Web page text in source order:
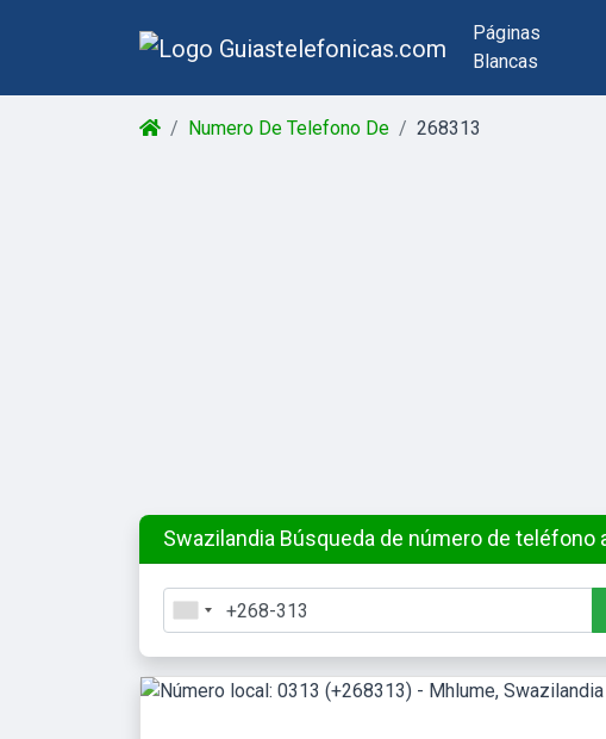
Páginas
Blancas
Numero De Telefono De 268313
Swazilandia Búsqueda de número de teléfono